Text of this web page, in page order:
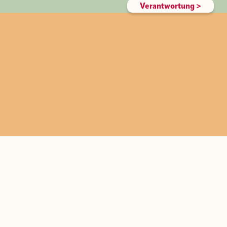
Verantwortung >